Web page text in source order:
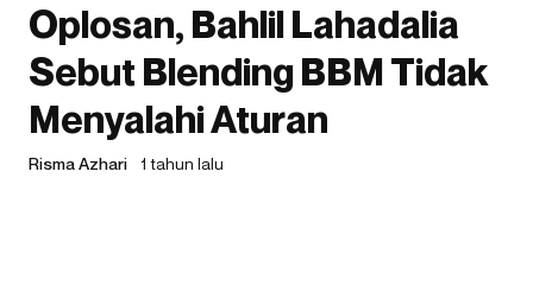
Oplosan, Bahlil Lahadalia
Sebut Blending BBM Tidak
Menyalahi Aturan
Risma Azhari 1 tahun lalu